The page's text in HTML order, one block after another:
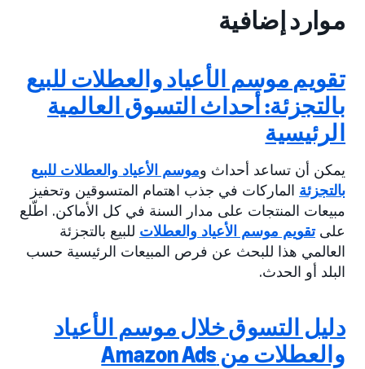
موارد إضافية
تقويم موسم الأعياد والعطلات للبيع
بالتجزئة: أحداث التسوق العالمية
الرئيسية
يمكن أن تساعد أحداث وموسم الأعياد والعطلات للبيع
بالتجزئة الماركات في جذب اهتمام المتسوقين وتحفيز
مبيعات المنتجات على مدار السنة في كل الأماكن. اطّلع
علىتقويم موسم الأعياد والعطلات للبيع بالتجزئة
العالمي هذا للبحث عن فرص المبيعات الرئيسية حسب
البلد أو الحدث.
دليل التسوق خلال موسم الأعياد
والعطلات من Amazon Ads